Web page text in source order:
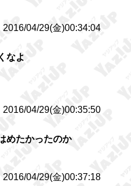
04/29(金)00:34:04
なよ
04/29(金)00:35:50
めたかったのか
04/29(金)00:37:18